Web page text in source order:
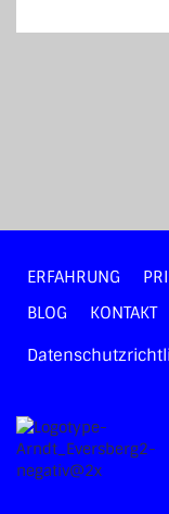
ERFAHRUNG
BLOG
KONTAKT